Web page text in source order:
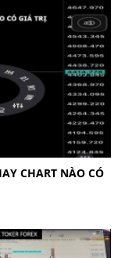
CHART NÀO CÓ